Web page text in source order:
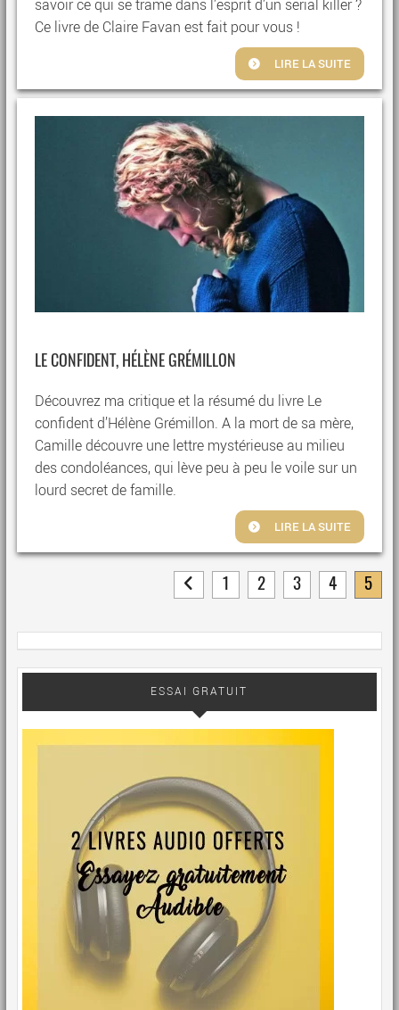
savoir ce qui se trame dans l’esprit d’un serial killer ?
Ce livre de Claire Favan est fait pour vous !
LIRE LA SUITE
LE CONFIDENT, HÉLÈNE GRÉMILLON
Découvrez ma critique et la résumé du livre Le
confident d’Hélène Grémillon. A la mort de sa mère,
Camille découvre une lettre mystérieuse au milieu
des condoléances, qui lève peu à peu le voile sur un
lourd secret de famille.
LIRE LA SUITE
2 3 4 5
ESSAI GRATUIT